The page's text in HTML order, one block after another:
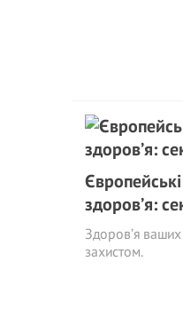
здоров’я:
Здоров’я
захистом.